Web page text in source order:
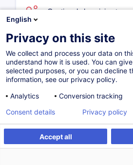
Gestion de la saisie et
175,00 EUR
26.11.2026 3H
Le détachement et le split
transfrontalier
English
Privacy on this site
We collect and process your data on
understand how it is used. You can
selected purposes, or you can decline
information, see our privacy policy.
Analytics
Conversion tracking
Accept all
Consent details Privacy policy